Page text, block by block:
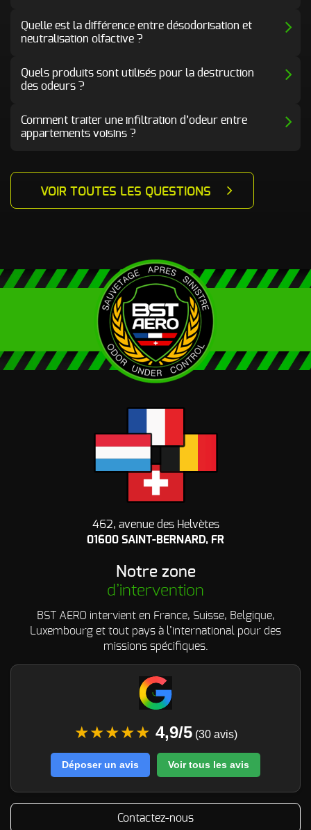
Quelle est la différence entre désodorisation et
neutralisation olfactive ?
Quels produits sont utilisés pour la destruction
des odeurs ?
Comment traiter une infiltration d’odeur entre
appartements voisins ?
VOIR TOUTES LES QUESTIONS
462, avenue des Helvètes
01600 SAINT-BERNARD, FR
Notre zone
d’intervention
BST AERO intervient en France, Suisse, Belgique,
Luxembourg et tout pays à l’international pour des
missions spécifiques.
★★★★★ 4,9/5(30 avis)
Déposer un avis Voir tous les avis
Contactez-nous